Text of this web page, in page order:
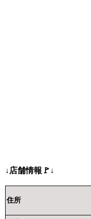
↓店舗情報🚩↓
住所